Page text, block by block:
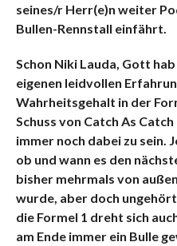
seines/r Herr(e)n weiter
Bullen-Rennstall einfährt.
Schon Niki Lauda, Gott
eigenen leidvollen
Wahrheitsgehalt in der
Schuss von Catch As
immer noch dabei zu sein.
ob und wann es den
bisher mehrmals von
wurde, aber doch
die Formel 1 dreht sich
am Ende immer ein Bulle